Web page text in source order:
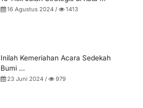
16 Agustus 2024 / 1413
Inilah Kemeriahan Acara Sedekah
Bumi ...
23 Juni 2024 / 979